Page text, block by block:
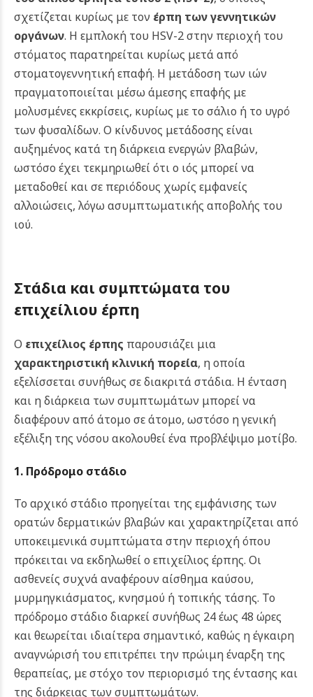
σχετίζεται κυρίως με τον έρπη των γεννητικών
οργάνων. Η εμπλοκή του HSV-2 στην περιοχή του
στόματος παρατηρείται κυρίως μετά από
στοματογεννητική επαφή. Η μετάδοση των ιών
πραγματοποιείται μέσω άμεσης επαφής με
μολυσμένες εκκρίσεις, κυρίως με το σάλιο ή το υγρό
των φυσαλίδων. Ο κίνδυνος μετάδοσης είναι
αυξημένος κατά τη διάρκεια ενεργών βλαβών,
ωστόσο έχει τεκμηριωθεί ότι ο ιός μπορεί να
μεταδοθεί και σε περιόδους χωρίς εμφανείς
αλλοιώσεις, λόγω ασυμπτωματικής αποβολής του
ιού.
Στάδια και συμπτώματα του
επιχείλιου έρπη
Ο επιχείλιος έρπης παρουσιάζει μια
χαρακτηριστική κλινική πορεία, η οποία
εξελίσσεται συνήθως σε διακριτά στάδια. Η ένταση
και η διάρκεια των συμπτωμάτων μπορεί να
διαφέρουν από άτομο σε άτομο, ωστόσο η γενική
εξέλιξη της νόσου ακολουθεί ένα προβλέψιμο μοτίβο.
1. Πρόδρομο στάδιο
Το αρχικό στάδιο προηγείται της εμφάνισης των
ορατών δερματικών βλαβών και χαρακτηρίζεται από
υποκειμενικά συμπτώματα στην περιοχή όπου
πρόκειται να εκδηλωθεί ο επιχείλιος έρπης. Οι
ασθενείς συχνά αναφέρουν αίσθημα καύσου,
μυρμηγκιάσματος, κνησμού ή τοπικής τάσης. Το
πρόδρομο στάδιο διαρκεί συνήθως 24 έως 48 ώρες
και θεωρείται ιδιαίτερα σημαντικό, καθώς η έγκαιρη
αναγνώρισή του επιτρέπει την πρώιμη έναρξη της
θεραπείας, με στόχο τον περιορισμό της έντασης και
της διάρκειας των συμπτωμάτων.